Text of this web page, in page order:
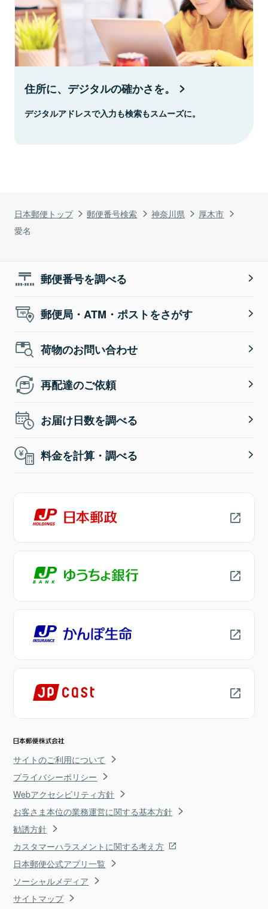
日本郵便トップ 郵便番号検索 神奈川県
厚木市
愛名
住所に、デジタルの確かさを。
デジタルアドレスで入力も検索もスムーズに。
郵便番号を調べる
郵便局・ATM・ポストをさがす
荷物のお問い合わせ
再配達のご依頼
お届け日数を調べる
料金を計算・調べる
サイトのご利用について
プライバシーポリシー
Webアクセシビリティ方針
お客さま本位の業務運営に関する基本方針
勧誘方針
カスタマーハラスメントに関する考え方
日本郵便公式アプリ一覧
ソーシャルメディア
サイトマップ